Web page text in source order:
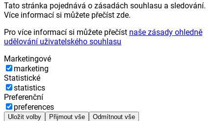
Tato stránka pojednává o zásadách souhlasu a sledování.
Více informací si můžete přečíst zde.
Pro více informací si můžete přečíst naše zásady ohledně
udělování uživatelského souhlasu
Marketingové
marketing
Statistické
statistics
Preferenční
preferences
Uložit volby Přijmout vše Odmítnout vše